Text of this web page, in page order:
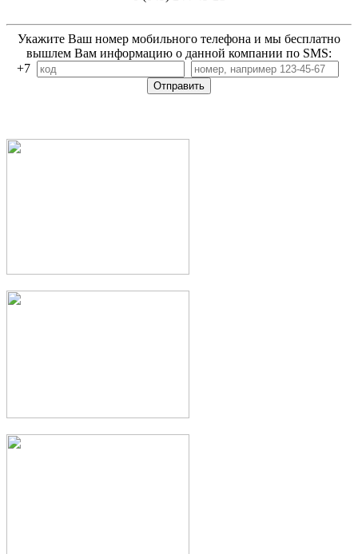
Укажите Ваш номер мобильного телефона и мы бесплатно
вышлем Вам информацию о данной компании по SMS:
+7